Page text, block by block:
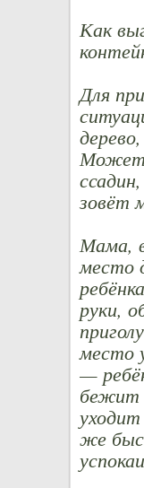
Как
Для
зовёт
Мама,
место
руки,
место
—
бежит
же